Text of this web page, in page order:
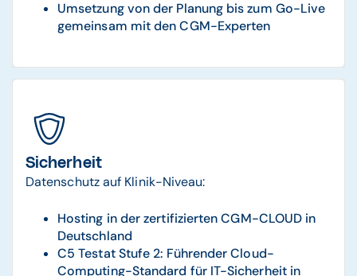
Umsetzung von der Planung bis zum Go-Live
gemeinsam mit den CGM-Experten
Sicherheit
Datenschutz auf Klinik-Niveau:
Hosting in der zertifizierten CGM-CLOUD in
Deutschland
C5 Testat Stufe 2: Führender Cloud-
Computing-Standard für IT-Sicherheit in